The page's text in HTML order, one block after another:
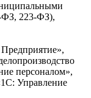
ФЗ, 223-ФЗ),
персоналом»,
Управление